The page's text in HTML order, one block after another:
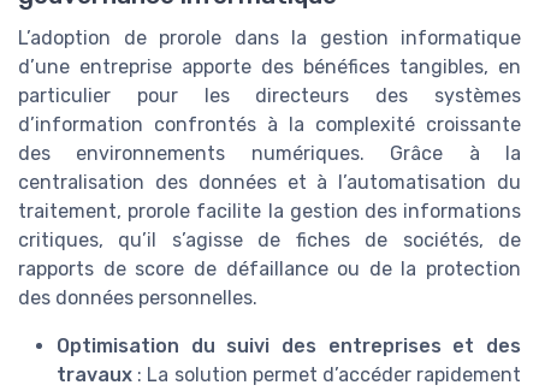
L’adoption de prorole dans la gestion informatique
d’une entreprise apporte des bénéfices tangibles, en
particulier pour les directeurs des systèmes
d’information confrontés à la complexité croissante
des environnements numériques. Grâce à la
centralisation des données et à l’automatisation du
traitement, prorole facilite la gestion des informations
critiques, qu’il s’agisse de fiches de sociétés, de
rapports de score de défaillance ou de la protection
des données personnelles.
Optimisation du suivi des entreprises et des
travaux : La solution permet d’accéder rapidement